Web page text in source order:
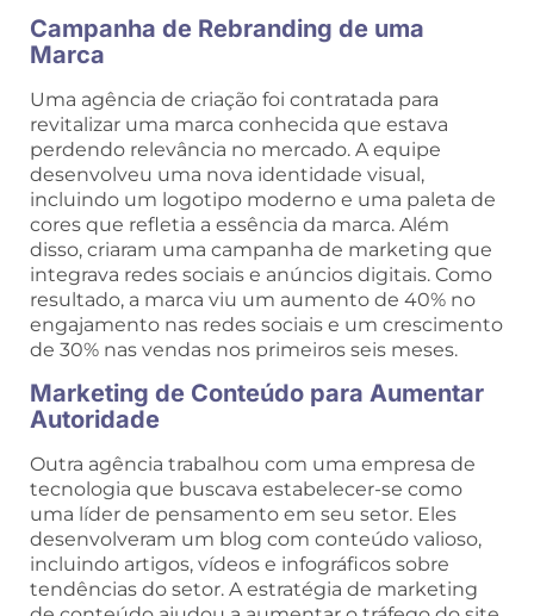
Campanha de Rebranding de uma
Marca
Uma agência de criação foi contratada para
revitalizar uma marca conhecida que estava
perdendo relevância no mercado. A equipe
desenvolveu uma nova identidade visual,
incluindo um logotipo moderno e uma paleta de
cores que refletia a essência da marca. Além
disso, criaram uma campanha de marketing que
integrava redes sociais e anúncios digitais. Como
resultado, a marca viu um aumento de 40% no
engajamento nas redes sociais e um crescimento
de 30% nas vendas nos primeiros seis meses.
Marketing de Conteúdo para Aumentar
Autoridade
Outra agência trabalhou com uma empresa de
tecnologia que buscava estabelecer-se como
uma líder de pensamento em seu setor. Eles
desenvolveram um blog com conteúdo valioso,
incluindo artigos, vídeos e infográficos sobre
tendências do setor. A estratégia de marketing